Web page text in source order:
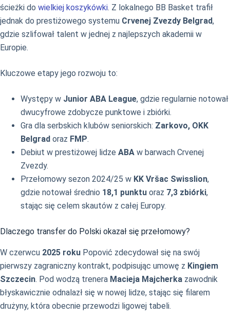
ścieżki do wielkiej koszykówki. Z lokalnego BB Basket trafił
jednak do prestiżowego systemu Crvenej Zvezdy Belgrad,
gdzie szlifował talent w jednej z najlepszych akademii w
Europie.
Kluczowe etapy jego rozwoju to:
Występy w Junior ABA League, gdzie regularnie notował
dwucyfrowe zdobycze punktowe i zbiórki.
Gra dla serbskich klubów seniorskich: Zarkovo, OKK
Belgrad oraz FMP.
Debiut w prestiżowej lidze ABA w barwach Crvenej
Zvezdy.
Przełomowy sezon 2024/25 w KK Vršac Swisslion,
gdzie notował średnio 18,1 punktu oraz 7,3 zbiórki,
stając się celem skautów z całej Europy.
Dlaczego transfer do Polski okazał się przełomowy?
W czerwcu 2025 roku Popović zdecydował się na swój
pierwszy zagraniczny kontrakt, podpisując umowę z Kingiem
Szczecin. Pod wodzą trenera Macieja Majcherka zawodnik
błyskawicznie odnalazł się w nowej lidze, stając się filarem
drużyny, która obecnie przewodzi ligowej tabeli.